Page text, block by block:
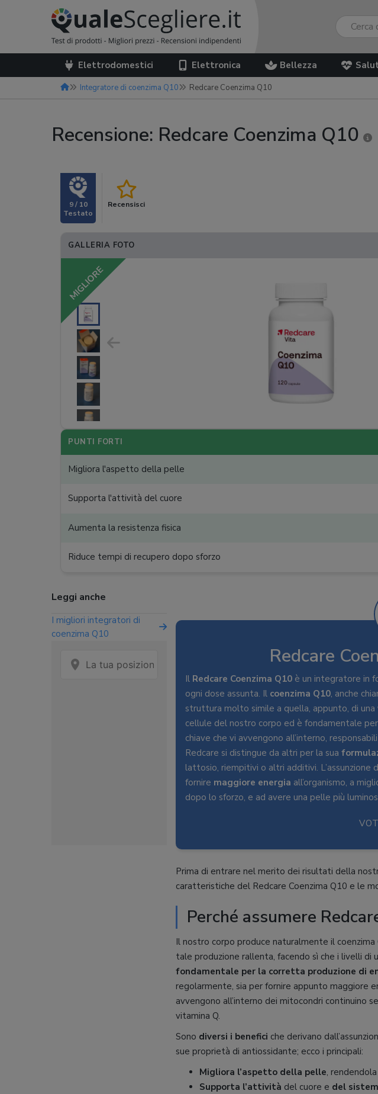
Elettrodomestici Elettronica Bellezza
Integratore di coenzima Q10 Redcare Coenzima Q10
Recensione: Redcare Coenzima Q10
9 / 10 Recensisci
GALLERIA FOTO
MIGLIORE
PUNTI FORTI
Migliora l'aspetto della pelle
Supporta l'attività del cuore
Aumenta la resistenza fisica
Riduce tempi di recupero dopo sforzo
Redcare
Il Redcare Coenzima Q10 è un integratore in
ogni dose assunta. Il coenzima Q10, anche
struttura molto simile a quella, appunto, di
cellule del nostro corpo ed è fondamentale
chiave che vi avvengono all’interno,
Redcare si distingue da altri per la sua
lattosio, riempitivi o altri additivi.
fornire maggiore energia all’organismo, a
dopo lo sforzo, e ad avere una pelle più
Prima di entrare nel merito dei risultati della
caratteristiche del Redcare Coenzima Q10 e le
Perché assumere
Il nostro corpo produce naturalmente il
tale produzione rallenta, facendo sì che i livelli di
fondamentale per la corretta produzione di
regolarmente, sia per fornire appunto maggiore
avvengono all’interno dei mitocondri continuino
vitamina Q.
Sono diversi i benefici che derivano
sue proprietà di antiossidante; ecco i principali:
Migliora l’aspetto della pelle,
Supporta l’attività del cuore e del
Leggi anche
I migliori integratori di
coenzima Q10